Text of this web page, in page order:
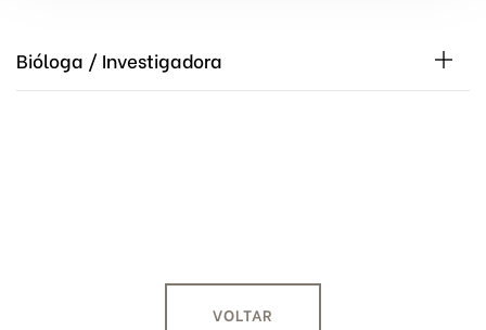
Bióloga / Investigadora
VOLTAR